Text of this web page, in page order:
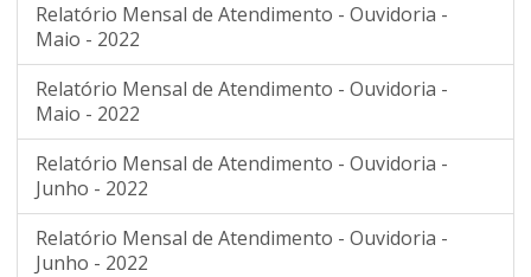
Relatório Mensal de Atendimento - Ouvidoria -
Maio - 2022
Relatório Mensal de Atendimento - Ouvidoria -
Maio - 2022
Relatório Mensal de Atendimento - Ouvidoria -
Junho - 2022
Relatório Mensal de Atendimento - Ouvidoria -
Junho - 2022